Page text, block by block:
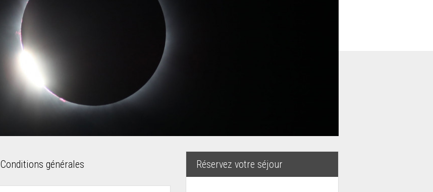
Conditions générales Réservez votre séjour